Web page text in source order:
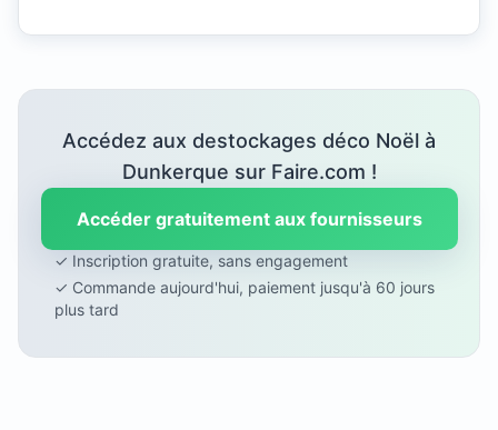
Accédez aux destockages déco Noël à
Dunkerque sur Faire.com !
Accéder gratuitement aux fournisseurs
✓ Inscription gratuite, sans engagement
✓ Commande aujourd'hui, paiement jusqu'à 60 jours
plus tard